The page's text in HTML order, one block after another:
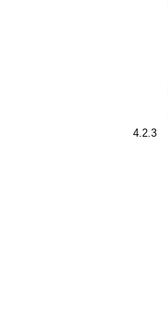
4.2.3